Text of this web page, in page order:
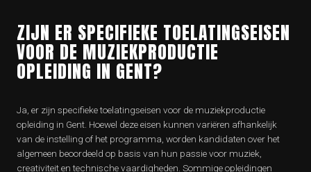
ZIJN ER SPECIFIEKE TOELATINGSEISEN
VOOR DE MUZIEKPRODUCTIE
OPLEIDING IN GENT?
Ja, er zijn specifieke toelatingseisen voor de muziekproductie
opleiding in Gent. Hoewel deze eisen kunnen variëren afhankelijk
van de instelling of het programma, worden kandidaten over het
algemeen beoordeeld op basis van hun passie voor muziek,
creativiteit en technische vaardigheden. Sommige opleidingen